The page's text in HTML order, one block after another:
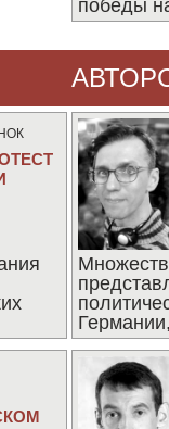
победы